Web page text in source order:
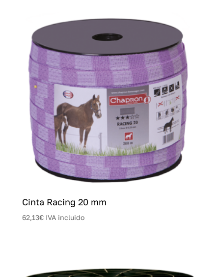
Cinta Racing 20 mm
62,13€ IVA incluido